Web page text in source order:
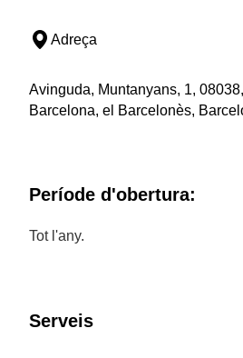
Adreça
Avinguda, Muntanyans, 1,
Barcelona, el Barcelonès,
Període d'obertura:
Tot l'any.
Serveis